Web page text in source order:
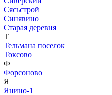
Сясьстрой
Синявино
Старая деревня
Т
Тельмана поселок
Токсово
Ф
Форсоново
Я
Янино-1